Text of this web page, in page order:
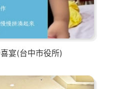
宴(台中市役所)